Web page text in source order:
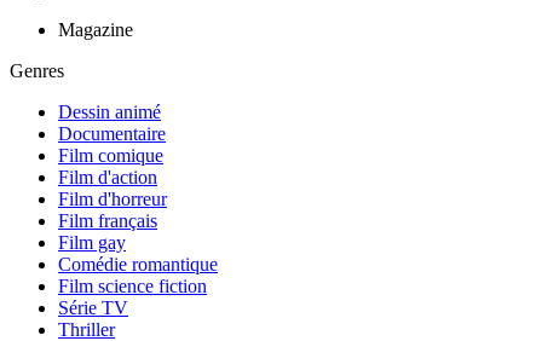
Magazine
Genres
Dessin animé
Documentaire
Film comique
Film d'action
Film d'horreur
Film français
Film gay
Comédie romantique
Film science fiction
Série TV
Thriller